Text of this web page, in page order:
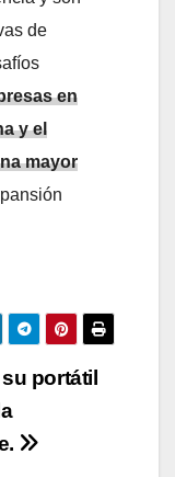
de
en
y el
mayor
portátil